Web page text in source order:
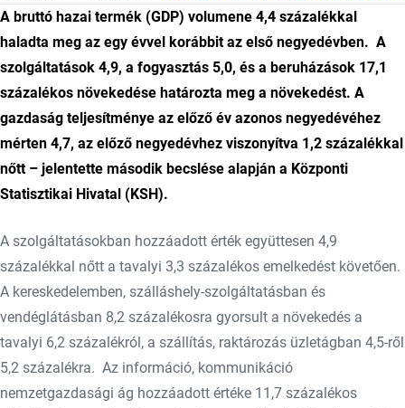
A bruttó hazai termék (GDP) volumene 4,4 százalékkal
haladta meg az egy évvel korábbit az első negyedévben. A
szolgáltatások 4,9, a fogyasztás 5,0, és a beruházások 17,1
százalékos növekedése határozta meg a növekedést. A
gazdaság teljesítménye az előző év azonos negyedévéhez
mérten 4,7, az előző negyedévhez viszonyítva 1,2 százalékkal
nőtt – jelentette második becslése alapján a Központi
Statisztikai Hivatal (KSH).
A szolgáltatásokban hozzáadott érték együttesen 4,9
százalékkal nőtt a tavalyi 3,3 százalékos emelkedést követően.
A kereskedelemben, szálláshely-szolgáltatásban és
vendéglátásban 8,2 százalékosra gyorsult a növekedés a
tavalyi 6,2 százalékról, a szállítás, raktározás üzletágban 4,5-ről
5,2 százalékra. Az információ, kommunikáció
nemzetgazdasági ág hozzáadott értéke 11,7 százalékos